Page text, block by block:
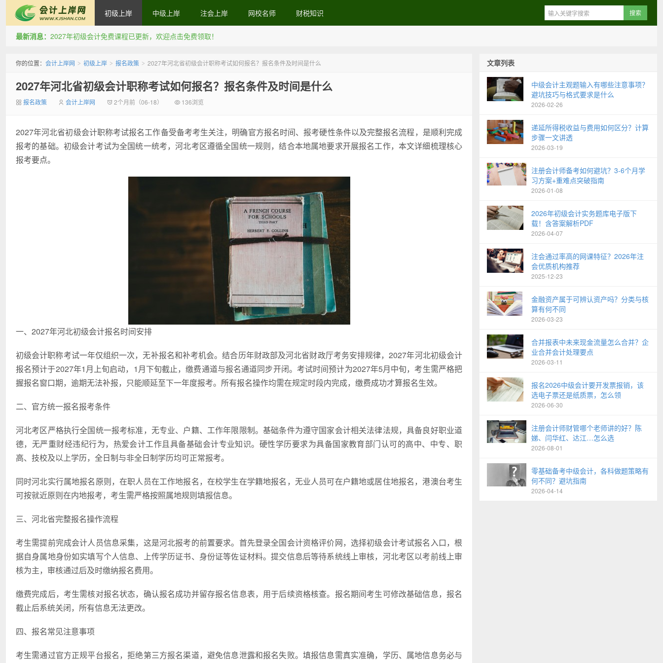
初级上岸 中级上岸 注会上岸 网校名师 财税知识
最新消息： 2027年初级会计免费课程已更新，欢迎点击免费领取！
你的位置： 会计上岸网 > 初级上岸 > 报名政策 > 2027年河北省初级会计职称考试如何报名？报名条件及时间是什么
2027年河北省初级会计职称考试如何报名？报名条件及时间是什么
报名政策 会计上岸网 2个月前（06-18） 136浏览
2027年河北省初级会计职称考试报名工作备受备考考生关注，明确官方报名时间、报考硬性条件以及完整报名流程，是顺利完成
报考的基础。初级会计考试为全国统一统考，河北考区遵循全国统一规则，结合本地属地要求开展报名工作，本文详细梳理核心
报考要点。
一、2027年河北初级会计报名时间安排
初级会计职称考试一年仅组织一次，无补报名和补考机会。结合历年财政部及河北省财政厅考务安排规律，2027年河北初级会计
报名预计于2027年1月上旬启动，1月下旬截止，缴费通道与报名通道同步开闭。考试时间预计为2027年5月中旬，考生需严格把
握报名窗口期，逾期无法补报，只能顺延至下一年度报考。所有报名操作均需在规定时段内完成，缴费成功才算报名生效。
二、官方统一报名报考条件
河北考区严格执行全国统一报考标准，无专业、户籍、工作年限限制。基础条件为遵守国家会计相关法律法规，具备良好职业道
德，无严重财经违纪行为，热爱会计工作且具备基础会计专业知识。硬性学历要求为具备国家教育部门认可的高中、中专、职
高、技校及以上学历，全日制与非全日制学历均可正常报考。
同时河北实行属地报名原则，在职人员在工作地报名，在校学生在学籍地报名，无业人员可在户籍地或居住地报名，港澳台考生
可按就近原则在内地报考，考生需严格按照属地规则填报信息。
三、河北省完整报名操作流程
考生需提前完成会计人员信息采集，这是河北报考的前置要求。首先登录全国会计资格评价网，选择初级会计考试报名入口，根
据自身属地身份如实填写个人信息、上传学历证书、身份证等佐证材料。提交信息后等待系统线上审核，河北考区以考前线上审
核为主，审核通过后及时缴纳报名费用。
缴费完成后，考生需核对报名状态，确认报名成功并留存报名信息表，用于后续资格核查。报名期间考生可修改基础信息，报名
截止后系统关闭，所有信息无法更改。
四、报名常见注意事项
考生需通过官方正规平台报名，拒绝第三方报名渠道，避免信息泄露和报名失败。填报信息需真实准确，学历、属地信息务必与
文章列表
中级会计主观题输入有哪些注意事项？
避坑技巧与格式要求是什么
2026-02-26
递延所得税收益与费用如何区分？计算
步骤一文讲透
2026-03-19
注册会计师备考如何避坑？3-6个月学
习方案+重难点突破指南
2026-01-08
2026年初级会计实务题库电子版下
载！含答案解析PDF
2026-04-07
注会通过率高的网课特征？2026年注
会优质机构推荐
2025-12-23
金融资产属于可辨认资产吗？分类与核
算有何不同
2026-03-23
合并报表中未来现金流量怎么合并？企
业合并会计处理要点
2026-03-11
报名2026中级会计要开发票报销，该
选电子票还是纸质票，怎么领
2026-06-30
注册会计师财管哪个老师讲的好？陈
娣、闫华红、达江…怎么选
2026-08-01
零基础备考中级会计，各科做题策略有
何不同？避坑指南
2026-04-14